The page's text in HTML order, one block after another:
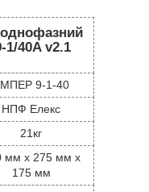
однофазний
40A v2.1
9-1-40
НПФ Елекс
21кг
мм x 275 мм x
175 мм